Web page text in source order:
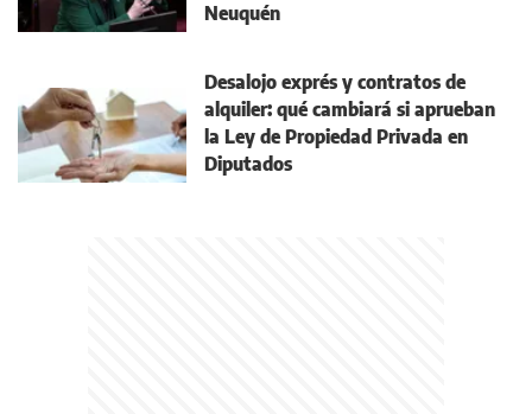
Neuquén
Desalojo exprés y contratos de
alquiler: qué cambiará si aprueban
la Ley de Propiedad Privada en
Diputados